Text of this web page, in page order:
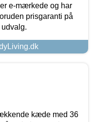
e-mærkede og har
prisgaranti på
kæde med 36